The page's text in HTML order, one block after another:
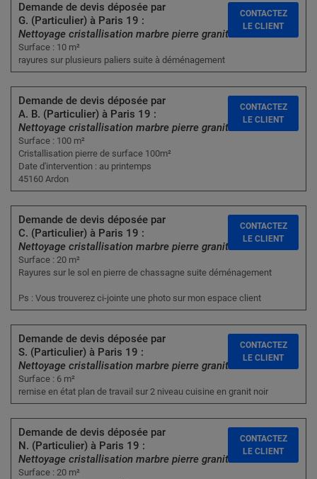
Demande de devis déposée par
G. (Particulier) à Paris 19 :
Nettoyage cristallisation marbre pierre granit
Surface : 10 m²
rayures sur plusieurs paliers suite à déménagement
CONTACTEZ
LE CLIENT
Demande de devis déposée par
A. B. (Particulier) à Paris 19 :
Nettoyage cristallisation marbre pierre granit
Surface : 100 m²
Cristallisation pierre de surface 100m²
Date d'intervention : au printemps
45160 Ardon
CONTACTEZ
LE CLIENT
Demande de devis déposée par
C. (Particulier) à Paris 19 :
Nettoyage cristallisation marbre pierre granit
Surface : 20 m²
Rayures sur le sol en pierre de chassagne suite déménagement
Ps : Vous trouverez ci-jointe une photo sur mon espace client
CONTACTEZ
LE CLIENT
Demande de devis déposée par
S. (Particulier) à Paris 19 :
Nettoyage cristallisation marbre pierre granit
Surface : 6 m²
remise en état plan de travail sur 2 niveau cuisine en granit noir
CONTACTEZ
LE CLIENT
Demande de devis déposée par
N. (Particulier) à Paris 19 :
Nettoyage cristallisation marbre pierre granit
Surface : 20 m²
CONTACTEZ
LE CLIENT